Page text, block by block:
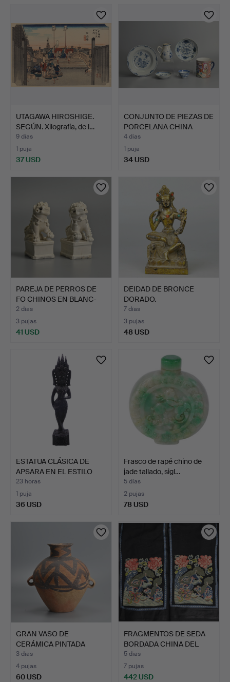
UTAGAWA HIROSHIGE.
SEGÚN. Xilografía, de l…
9 días
1 puja
37 USD
CONJUNTO DE PIEZAS DE
PORCELANA CHINA
AZUL…
4 días
1 puja
34 USD
PAREJA DE PERROS DE
FO CHINOS EN BLANC-
DE-…
2 días
3 pujas
41 USD
DEIDAD DE BRONCE
DORADO.
7 días
3 pujas
48 USD
ESTATUA CLÁSICA DE
APSARA EN EL ESTILO
TRA…
23 horas
1 puja
36 USD
Frasco de rapé chino de
jade tallado, sigl…
5 días
2 pujas
78 USD
GRAN VASO DE
CERÁMICA PINTADA
NEOLÍTICA CH…
3 días
4 pujas
60 USD
FRAGMENTOS DE SEDA
BORDADA CHINA DEL
SIGLO…
5 días
7 pujas
442 USD